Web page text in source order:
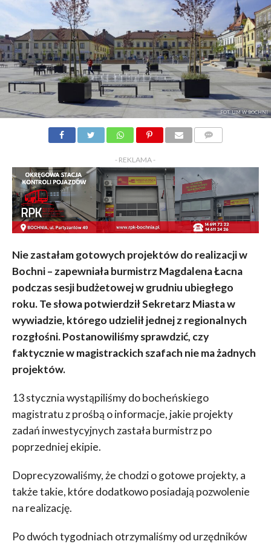
FOT. UM W BOCHNI
- REKLAMA -
Nie zastałam gotowych projektów do realizacji w
Bochni – zapewniała burmistrz Magdalena Łacna
podczas sesji budżetowej w grudniu ubiegłego
roku. Te słowa potwierdził Sekretarz Miasta w
wywiadzie, którego udzielił jednej z regionalnych
rozgłośni. Postanowiliśmy sprawdzić, czy
faktycznie w magistrackich szafach nie ma żadnych
projektów.
13 stycznia wystąpiliśmy do bocheńskiego
magistratu z prośbą o informacje, jakie projekty
zadań inwestycyjnych zastała burmistrz po
poprzedniej ekipie.
Doprecyzowaliśmy, że chodzi o gotowe projekty, a
także takie, które dodatkowo posiadają pozwolenie
na realizację.
Po dwóch tygodniach otrzymaliśmy od urzędników